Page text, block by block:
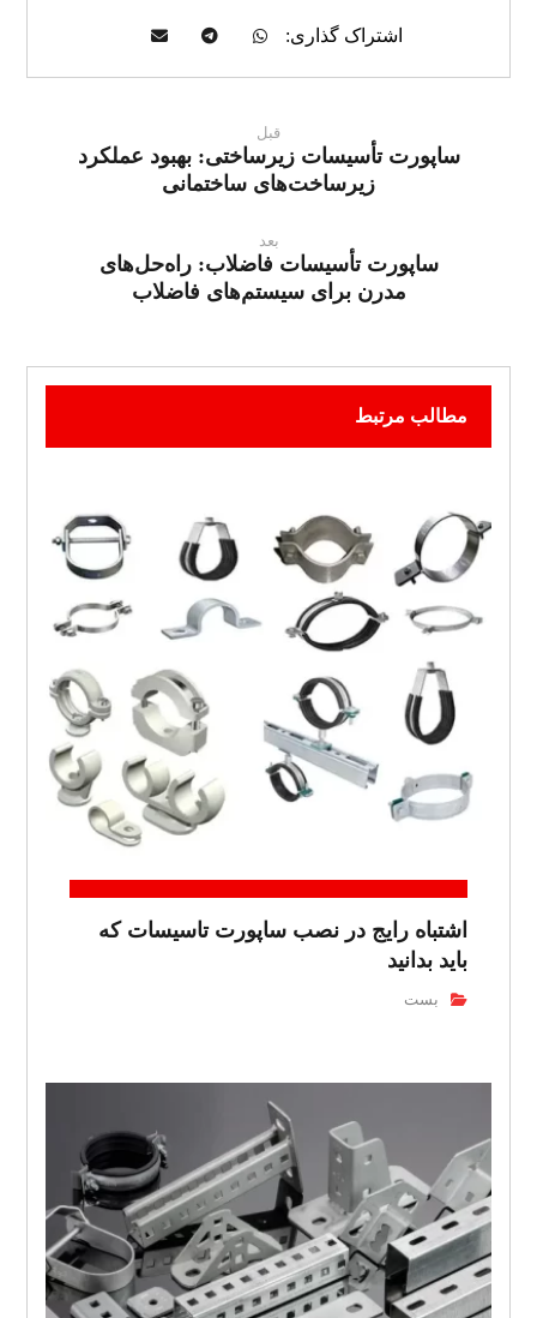
قبل
ساپورت تأسیسات زیرساختی: بهبود عملکرد
زیرساخت‌های ساختمانی
بعد
ساپورت تأسیسات فاضلاب: راه‌حل‌های
مدرن برای سیستم‌های فاضلاب
مطالب مرتبط
اشتباه رایج در نصب ساپورت تاسیسات که
باید بدانید
بست